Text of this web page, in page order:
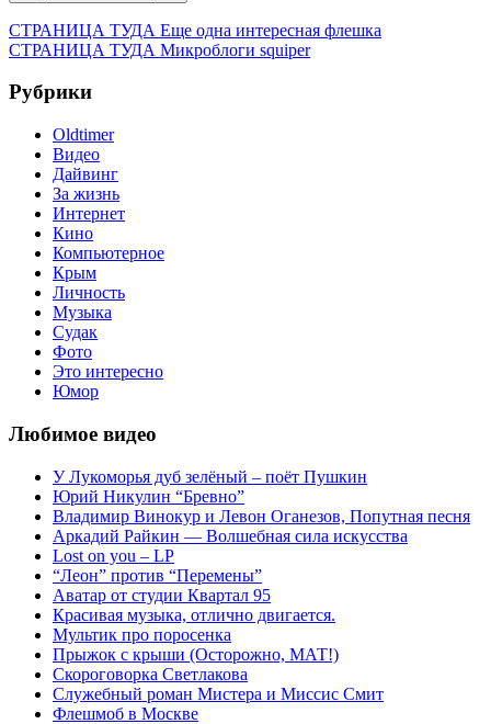
Навигация
по
записям
СТРАНИЦА ТУДА Предыдущая
запись:
Еще одна интересная флешка
СТРАНИЦА ТУДА Следующая
Микроблоги squiper
Рубрики
Oldtimer
Видео
Дайвинг
За жизнь
Интернет
Кино
Компьютерное
Крым
Личность
Музыка
Судак
Фото
Это интересно
Юмор
Любимое видео
У Лукоморья дуб зелёный – поёт Пушкин
Юрий Никулин “Бревно”
Владимир Винокур и Левон Оганезов, Попутная песня
Аркадий Райкин — Волшебная сила искусства
Lost on you – LP
“Леон” против “Перемены”
Аватар от студии Квартал 95
Красивая музыка, отлично двигается.
Мультик про поросенка
Прыжок с крыши (Осторожно, МАТ!)
Скороговорка Светлакова
Служебный роман Мистера и Миссис Смит
Флешмоб в Москве